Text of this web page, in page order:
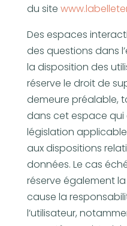
du site
Des espaces
des questions dans
la disposition des
réserve le droit de
demeure préalable,
dans cet espace
législation
aux dispositions
données. Le cas
réserve également
cause la
l’utilisateur,